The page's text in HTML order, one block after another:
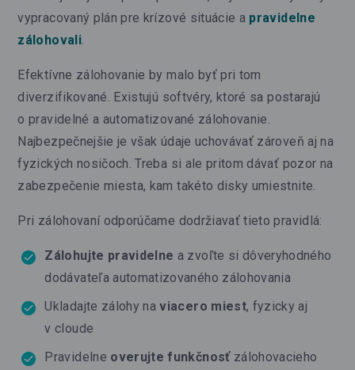
vypracovaný plán pre krízové situácie a pravidelne
zálohovali.
Efektívne zálohovanie by malo byť pri tom
diverzifikované. Existujú softvéry, ktoré sa postarajú
o pravidelné a automatizované zálohovanie.
Najbezpečnejšie je však údaje uchovávať zároveň aj na
fyzických nosičoch. Treba si ale pritom dávať pozor na
zabezpečenie miesta, kam takéto disky umiestnite.
Pri zálohovaní odporúčame dodržiavať tieto pravidlá:
Zálohujte pravidelne a zvoľte si dôveryhodného
dodávateľa automatizovaného zálohovania
Ukladajte zálohy naviacero miest, fyzicky aj
v cloude
Pravidelne overujte funkčnosťzálohovacieho